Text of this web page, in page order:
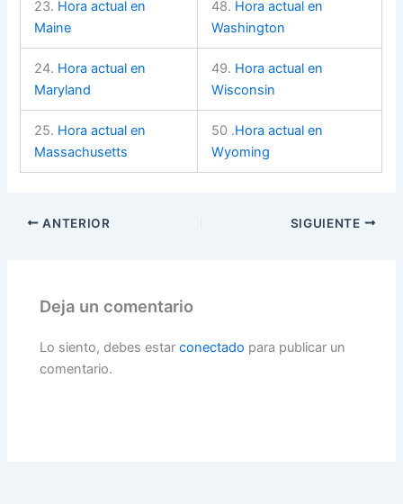
23. Hora actual en
Maine
48. Hora actual en
Washington
24. Hora actual en
Maryland
49. Hora actual en
Wisconsin
25. Hora actual en
Massachusetts
50 .Hora actual en
Wyoming
ANTERIOR SIGUIENTE
Deja un comentario
Lo siento, debes estarconectado para publicar un
comentario.